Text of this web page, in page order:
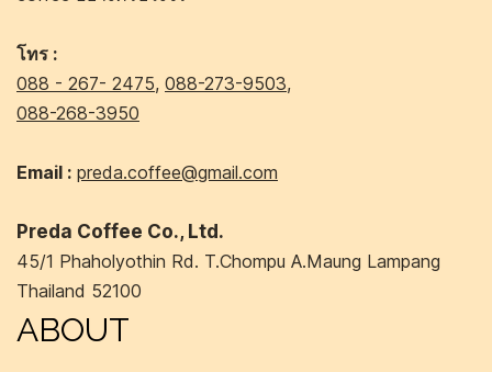
โทร :
088 - 267- 2475, 088-273-9503,
088-268-3950
Email : preda.coffee@gmail.com
Preda Coffee Co., Ltd.
45/1 Phaholyothin Rd. T.Chompu A.Maung Lampang
Thailand 52100
ABOUT